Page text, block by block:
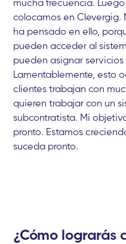
colocamos en Clevergig.
ha pensado en ello,
pueden acceder al
pueden asignar
Lamentablemente, esto
clientes trabajan con
quieren trabajar con un
subcontratista. Mi
pronto. Estamos
suceda pronto.
¿Cómo lograrás